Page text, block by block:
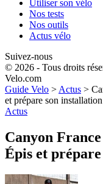
Utiliser son vélo
Nos tests
Nos outils
Actus vélo
Suivez-nous
© 2026 - Tous droits
Velo.com
Guide Velo > Actus >
et prépare son
Actus
Canyon
Épis et